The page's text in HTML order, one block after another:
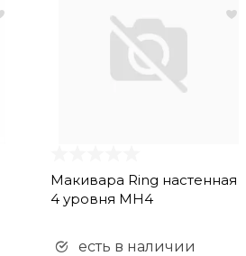
Макивара Ring настенная
4 уровня МН4
есть в наличии